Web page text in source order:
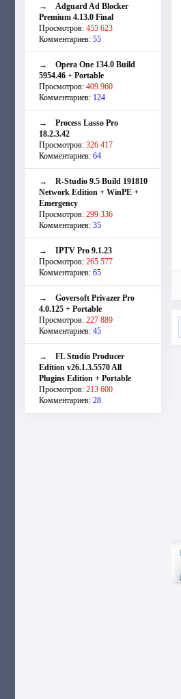
→ Adguard Ad Blocker
Premium 4.13.0 Final
Просмотров: 455 623
Комментариев: 55
→ Opera One 134.0 Build
5954.46 + Portable
Просмотров: 409 960
Комментариев: 124
→ Process Lasso Pro
18.2.3.42
Просмотров: 326 417
Комментариев: 64
→ R-Studio 9.5 Build 191810
Network Edition + WinPE +
Emergency
Просмотров: 299 336
Комментариев: 35
→ IPTV Pro 9.1.23
Просмотров: 265 577
Комментариев: 65
→ Goversoft Privazer Pro
4.0.125 + Portable
Просмотров: 227 889
Комментариев: 45
→ FL Studio Producer
Edition v26.1.3.5570 All
Plugins Edition + Portable
Просмотров: 213 600
Комментариев: 28